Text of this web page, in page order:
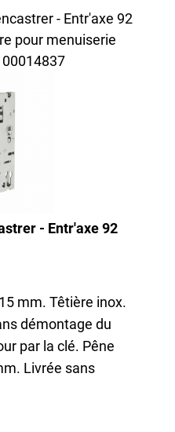
- Entr'axe 92
mm. Têtière inox.
démontage du
par la clé. Pêne
Livrée sans